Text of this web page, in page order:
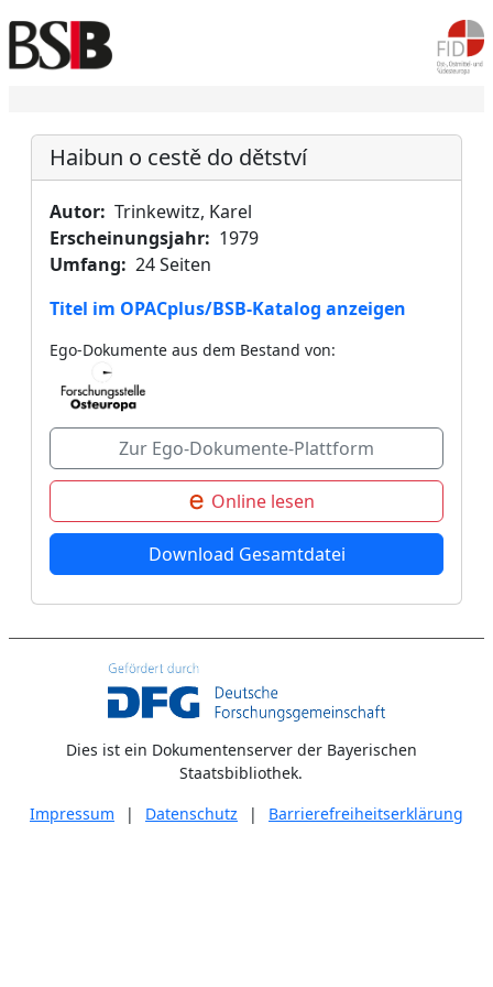
Haibun o cestě do dětství
Autor: Trinkewitz, Karel
Erscheinungsjahr: 1979
Umfang: 24 Seiten
Titel im OPACplus/BSB-Katalog anzeigen
Ego-Dokumente aus dem Bestand von:
Zur Ego-Dokumente-Plattform
Online lesen
Download Gesamtdatei
Dies ist ein Dokumentenserver der Bayerischen
Staatsbibliothek.
Impressum
| Datenschutz | Barrierefreiheitserklärung